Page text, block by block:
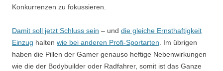
Konkurrenzen zu fokussieren.
Damit soll jetzt Schluss sein – und die gleiche Ernsthaftigkeit
Einzug halten wie bei anderen Profi-Sportarten . Im übrigen
haben die Pillen der Gamer genauso heftige Nebenwirkungen
wie die der Bodybuilder oder Radfahrer, somit ist das Ganze